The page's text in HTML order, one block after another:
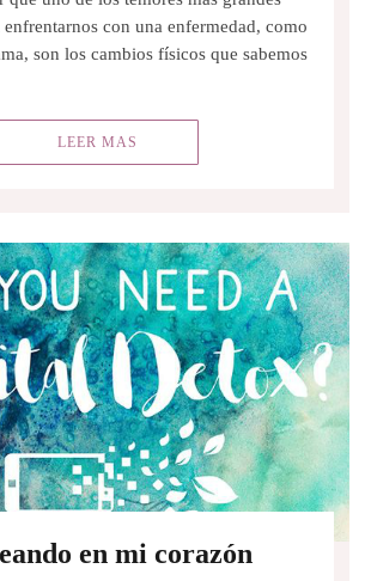
con una enfermedad, como
son los cambios físicos que sabemos
LEER MAS
en mi corazón